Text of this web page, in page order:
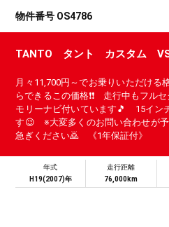
物件番号 OS4786
TANTO タント カスタム
月々11,700円～でお乗りいただける
らできるこの価格❗❗ 走行中もフル
モリーナビ付いています🎵 15イン
す😉 ※大変多くのお問い合わせが
急ぎください🙇 《1年保証付》
年式
H19(2007)年
走行距離
76,000km